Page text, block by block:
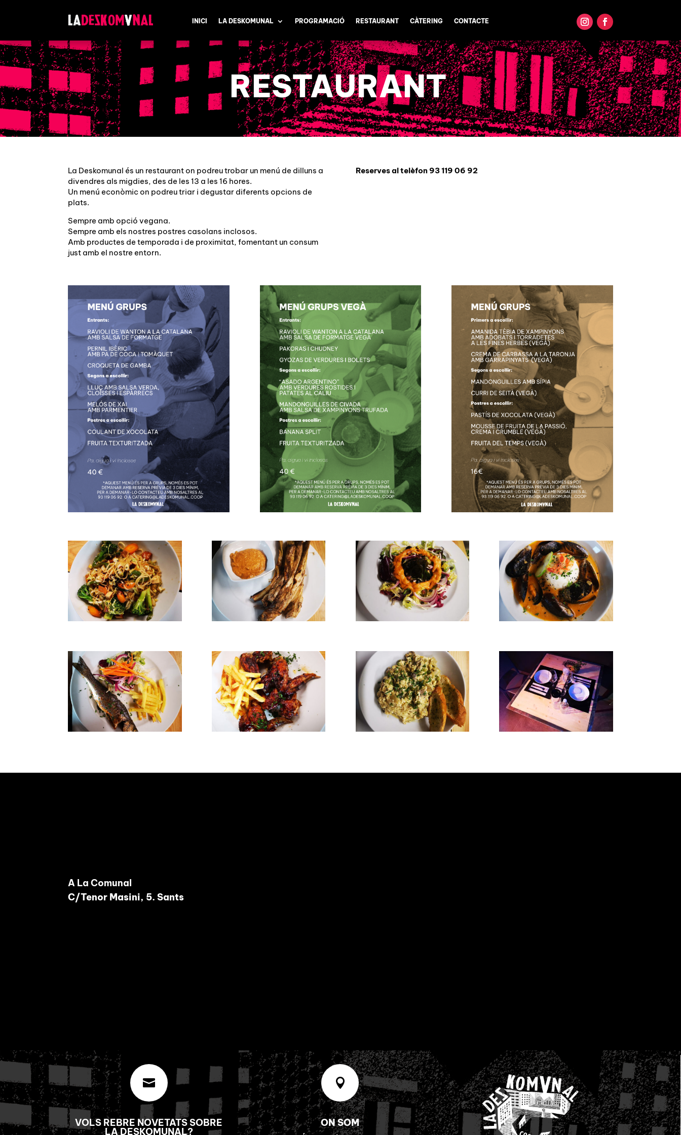
INICI LA DESKOMUNAL PROGRAMACIÓ RESTAURANT CÀTERING CONTACTE
RESTAURANT
La Deskomunal és un restaurant on podreu trobar un menú de dilluns a
divendres als migdies, des de les 13 a les 16 hores.
Un menú econòmic on podreu triar i degustar diferents opcions de
plats.
Sempre amb opció vegana.
Sempre amb els nostres postres casolans inclosos.
Amb productes de temporada i de proximitat, fomentant un consum
just amb el nostre entorn.
Reserves al telèfon 93 119 06 92
A La Comunal
C/Tenor Masini, 5. Sants

VOLS REBRE NOVETATS SOBRE
LA DESKOMUNAL?

ON SOM